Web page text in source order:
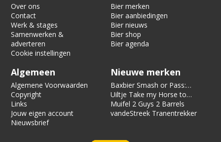
Over ons
Contact
Werk & stages
Samenwerken &
adverteren
Cookie instellingen
Bier merken
Bier aanbiedingen
Bier nieuws
Bier shop
Bier agenda
Algemeen
Algemene Voorwaarden
Copyright
Links
Jouw eigen account
Nieuwsbrief
Nieuwe merken
Baxbier Smash or Pass:
Strata
Uiltje Take my Horse to
the Hotel Room
Muifel 2 Guys 2 Barrels
vandeStreek Tranentrekker